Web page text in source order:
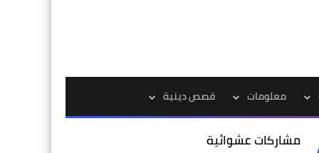
معلومات قصص دينية
مشاركات عشوائية